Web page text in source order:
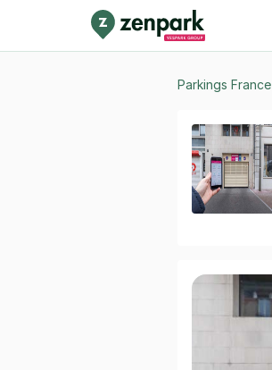
Parkings France